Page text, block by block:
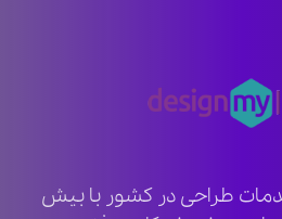
طراحی در کشور با بیش